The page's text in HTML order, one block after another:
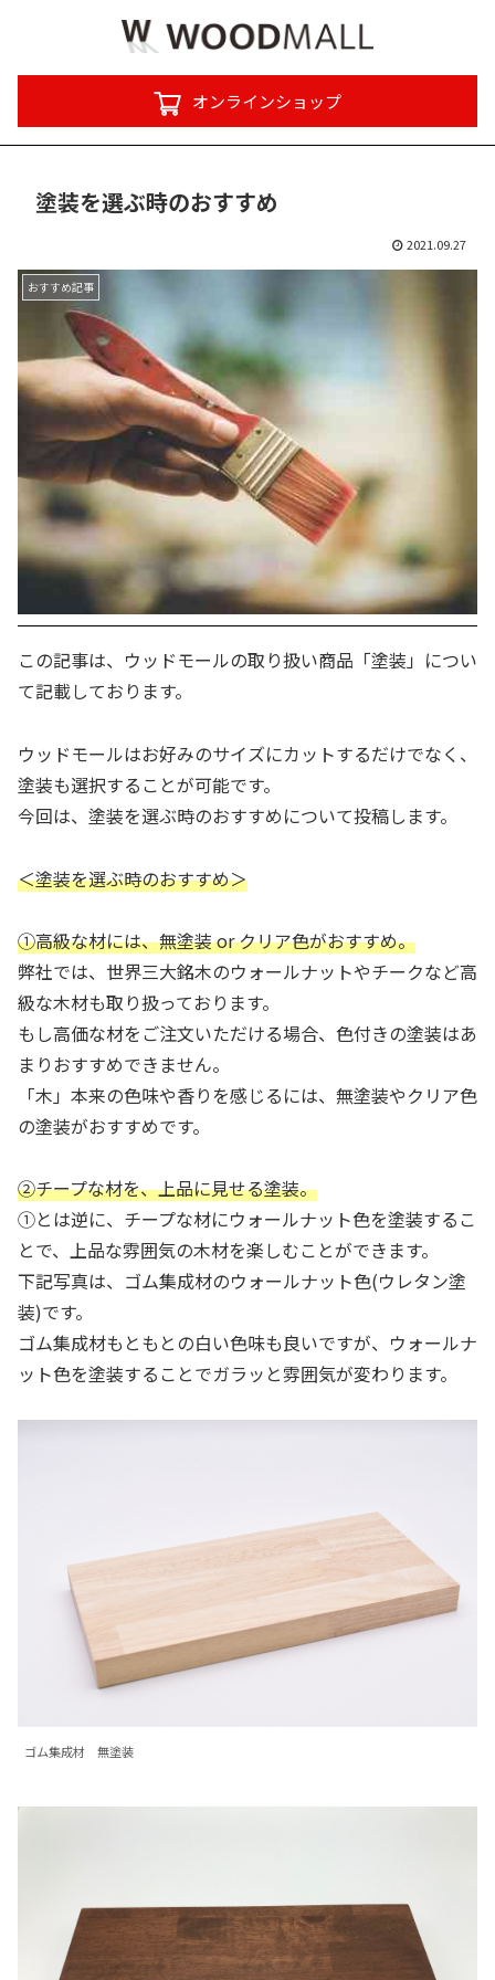
オンラインショップ
塗装を選ぶ時のおすすめ
2021.09.27
おすすめ記事
この記事は、ウッドモールの取り扱い商品「塗装」につい
て記載しております。
ウッドモールはお好みのサイズにカットするだけでなく、
塗装も選択することが可能です。
今回は、塗装を選ぶ時のおすすめについて投稿します。
＜塗装を選ぶ時のおすすめ＞
①高級な材には、無塗装 or クリア色がおすすめ。
弊社では、世界三大銘木のウォールナットやチークなど高
級な木材も取り扱っております。
もし高価な材をご注文いただける場合、色付きの塗装はあ
まりおすすめできません。
「木」本来の色味や香りを感じるには、無塗装やクリア色
の塗装がおすすめです。
②チープな材を、上品に見せる塗装。
①とは逆に、チープな材にウォールナット色を塗装するこ
とで、上品な雰囲気の木材を楽しむことができます。
下記写真は、ゴム集成材のウォールナット色(ウレタン塗
装)です。
ゴム集成材もともとの白い色味も良いですが、ウォールナ
ット色を塗装することでガラッと雰囲気が変わります。
ゴム集成材 無塗装